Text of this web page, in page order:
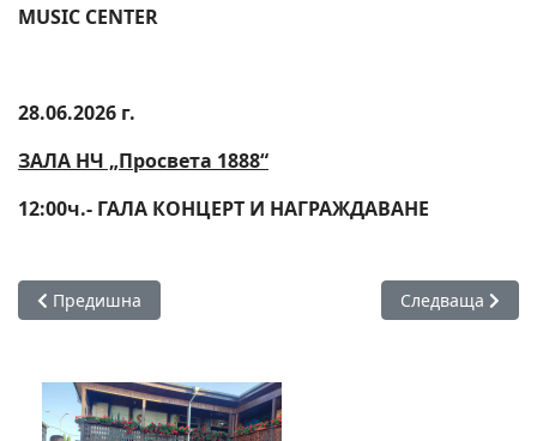
MUSIC CENTER
28.06.2026 г.
ЗАЛА НЧ „Просвета 1888“
12:00ч.- ГАЛА КОНЦЕРТ И НАГРАЖДАВАНЕ
Предишна статия: Не концерт, а безценен музикален
Предишна Следваща
Следваща